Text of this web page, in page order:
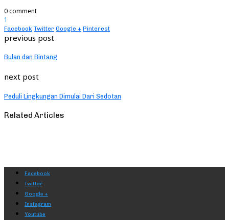
0 comment
1
Facebook Twitter Google + Pinterest
previous post
Bulan dan Bintang
next post
Peduli Lingkungan Dimulai Dari Sedotan
Related Articles
Facebook
Twitter
Google +
Instagram
Youtube